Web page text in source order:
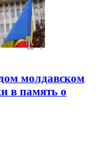
молдавском
в память о